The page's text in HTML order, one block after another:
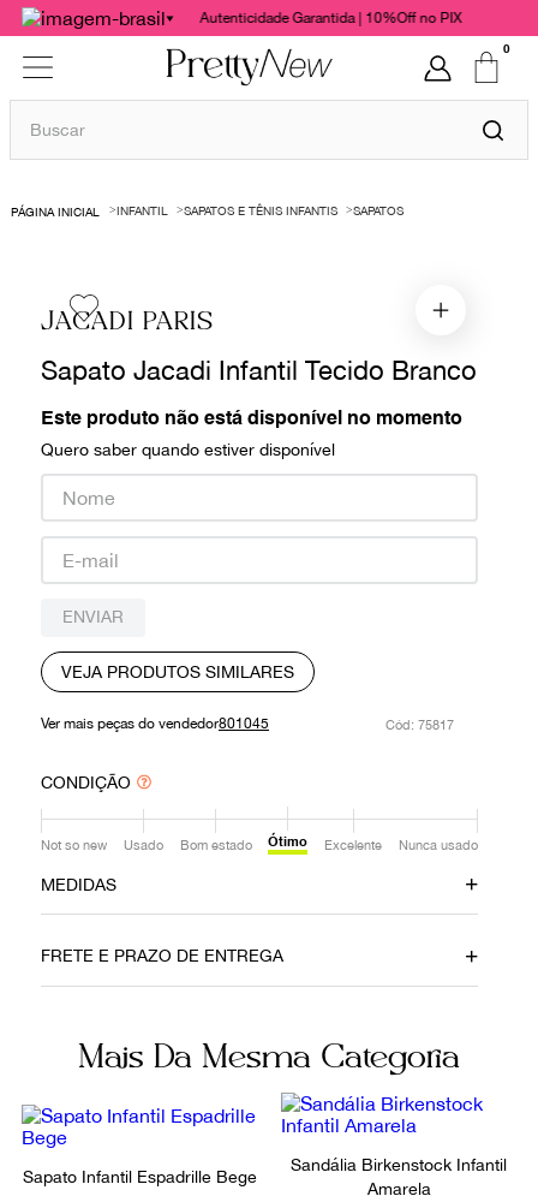
Autenticidade Garantida | 10%Off no PIX
0
Buscar
INFANTIL SAPATOS E TÊNIS INFANTIS SAPATOS
JACADI PARIS
Sapato Jacadi Infantil Tecido Branco
Este produto não está disponível no momento
Quero saber quando estiver disponível
ENVIAR
VEJA PRODUTOS SIMILARES
Ver mais peças do vendedor801045 : 75817
CONDIÇÃO
Not so new Usado Bom estado Ótimo Excelente Nunca usado
MEDIDAS
14 cm
FRETE E PRAZO DE ENTREGA
Mais Da Mesma Categoria
Sapato Infantil Espadrille Bege
Sandália Birkenstock Infantil
Amarela
1º
bolsas
chanel
gucci
valentino
paula raia
burberry
prada